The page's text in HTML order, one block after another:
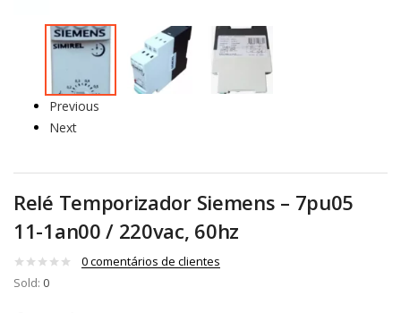
Previous
Next
Relé Temporizador Siemens – 7pu05
11-1an00 / 220vac, 60hz
0comentários de clientes
Sold: 0